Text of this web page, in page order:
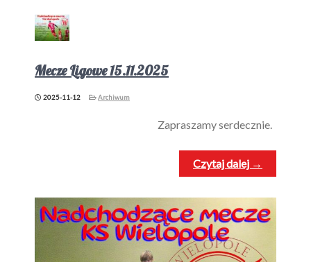
Mecze Ligowe 15.11.2025
2025-11-12 Archiwum
Zapraszamy serdecznie.
Czytaj dalej →